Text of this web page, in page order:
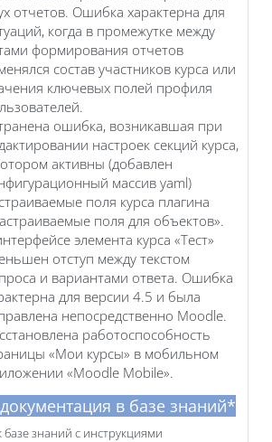
отчетов. Ошибка характерна для
когда в промежутке между
формирования отчетов
состав участников курса или
ключевых полей профиля
ошибка, возникавшая при
настроек секций курса,
активны (добавлен
массив yaml)
поля курса плагина
поля для объектов».
элемента курса «Тест»
отступ между текстом
и вариантами ответа. Ошибка
для версии 4.5 и была
непосредственно Moodle.
работоспособность
«Мои курсы» в мобильном
«Moodle Mobile».
в базе знаний*
базе знаний с инструкциями